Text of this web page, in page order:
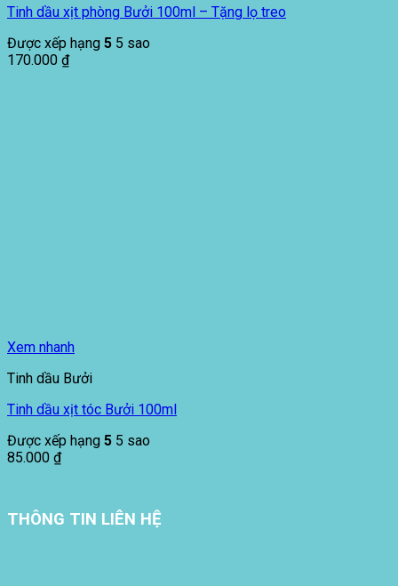
Tinh dầu xịt phòng Bưởi 100ml – Tặng lọ treo
Được xếp hạng 5 5 sao
170.000 ₫
Xem nhanh
Tinh dầu Bưởi
Tinh dầu xịt tóc Bưởi 100ml
Được xếp hạng 5 5 sao
85.000 ₫
THÔNG TIN LIÊN HỆ